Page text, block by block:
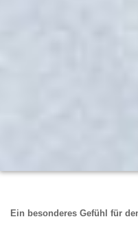
Ein besonderes Gefühl für